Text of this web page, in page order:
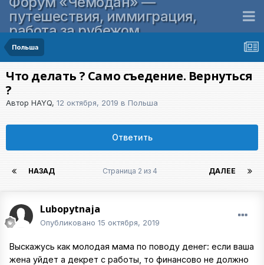
путешествия, иммиграция,
работа за рубежом
Польша
Что делать ? Само съедение. Вернуться
?
Автор HAYQ, 12 октября, 2019 в Польша
Ответить
НАЗАД ДАЛЕЕ
Страница 2 из 4
Lubopytnaja
Опубликовано 15 октября, 2019
Выскажусь как молодая мама по поводу денег: если ваша
жена уйдет а декрет с работы, то финансово не должно